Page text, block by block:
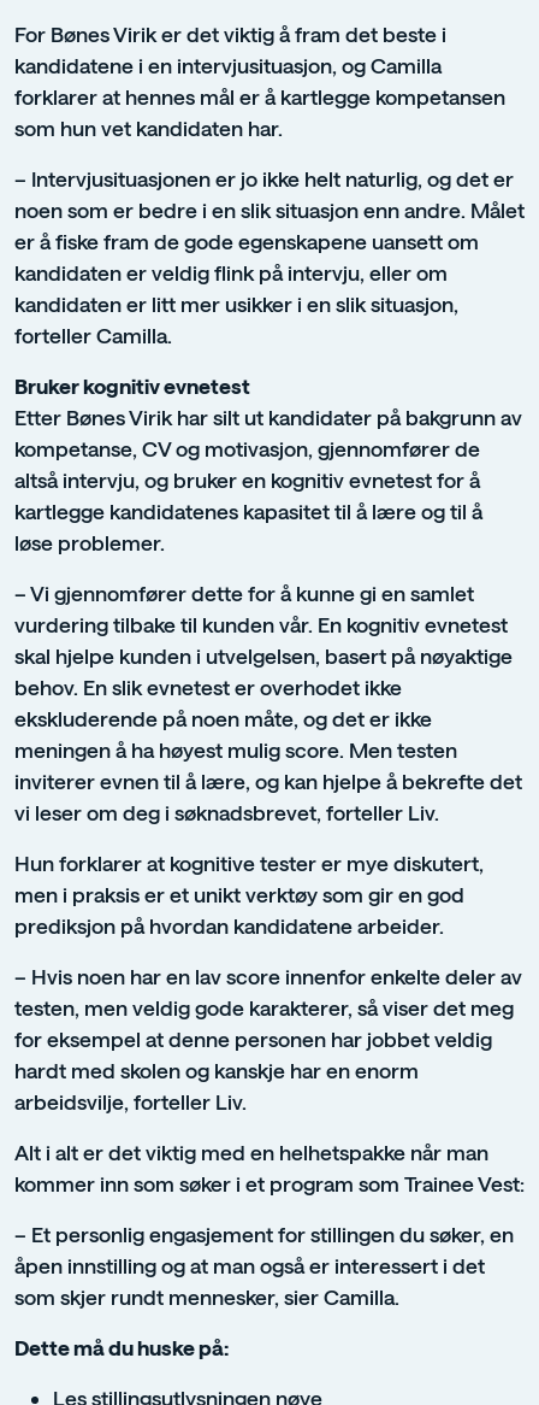
For Bønes Virik er det viktig å fram det beste i
kandidatene i en intervjusituasjon, og Camilla
forklarer at hennes mål er å kartlegge kompetansen
som hun vet kandidaten har.
– Intervjusituasjonen er jo ikke helt naturlig, og det er
noen som er bedre i en slik situasjon enn andre. Målet
er å fiske fram de gode egenskapene uansett om
kandidaten er veldig flink på intervju, eller om
kandidaten er litt mer usikker i en slik situasjon,
forteller Camilla.
Bruker kognitiv evnetest
Etter Bønes Virik har silt ut kandidater på bakgrunn av
kompetanse, CV og motivasjon, gjennomfører de
altså intervju, og bruker en kognitiv evnetest for å
kartlegge kandidatenes kapasitet til å lære og til å
løse problemer.
– Vi gjennomfører dette for å kunne gi en samlet
vurdering tilbake til kunden vår. En kognitiv evnetest
skal hjelpe kunden i utvelgelsen, basert på nøyaktige
behov. En slik evnetest er overhodet ikke
ekskluderende på noen måte, og det er ikke
meningen å ha høyest mulig score. Men testen
inviterer evnen til å lære, og kan hjelpe å bekrefte det
vi leser om deg i søknadsbrevet, forteller Liv.
Hun forklarer at kognitive tester er mye diskutert,
men i praksis er et unikt verktøy som gir en god
prediksjon på hvordan kandidatene arbeider.
– Hvis noen har en lav score innenfor enkelte deler av
testen, men veldig gode karakterer, så viser det meg
for eksempel at denne personen har jobbet veldig
hardt med skolen og kanskje har en enorm
arbeidsvilje, forteller Liv.
Alt i alt er det viktig med en helhetspakke når man
kommer inn som søker i et program som Trainee Vest:
– Et personlig engasjement for stillingen du søker, en
åpen innstilling og at man også er interessert i det
som skjer rundt mennesker, sier Camilla.
Dette må du huske på:
Les stillingsutlysningen nøye